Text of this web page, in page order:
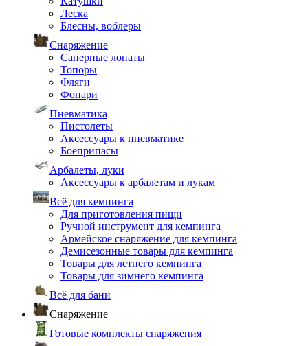
Леска
Блесны, воблеры
Снаряжение
Саперные лопаты
Топоры
Фляги
Фонари
Пневматика
Пистолеты
Аксессуары к пневматике
Боеприпасы
Арбалеты, луки
Аксессуары к арбалетам и лукам
Всё для кемпинга
Для приготовления пищи
Ручной инструмент для кемпинга
Армейское снаряжение для кемпинга
Демисезонные товары для кемпинга
Товары для летнего кемпинга
Товары для зимнего кемпинга
Всё для бани
Снаряжение
Готовые комплекты снаряжения